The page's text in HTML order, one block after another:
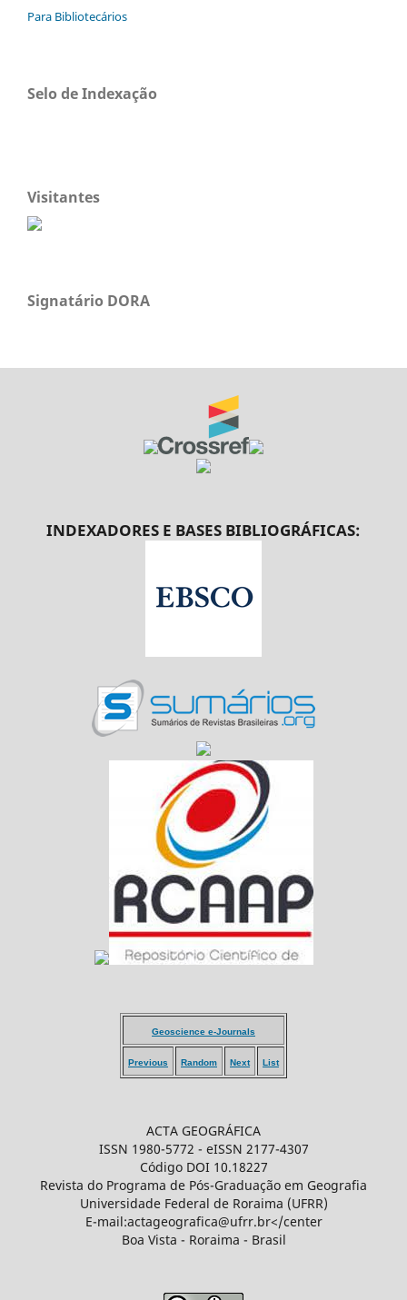
Para Bibliotecários
Selo de Indexação
Visitantes
Signatário DORA
INDEXADORES E BASES BIBLIOGRÁFICAS:
Geoscience e-Journals
Previous Random Next List
ACTA GEOGRÁFICA
ISSN 1980-5772 - eISSN 2177-4307
Código DOI 10.18227
Revista do Programa de Pós-Graduação em Geografia
Universidade Federal de Roraima (UFRR)
E-mail:actageografica@ufrr.br</center
Boa Vista - Roraima - Brasil